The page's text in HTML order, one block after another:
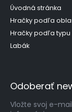
Úvodná stránka
Hračky podľa
Hračky podľa typu
Labák
Odoberať
Vložte svoj e-